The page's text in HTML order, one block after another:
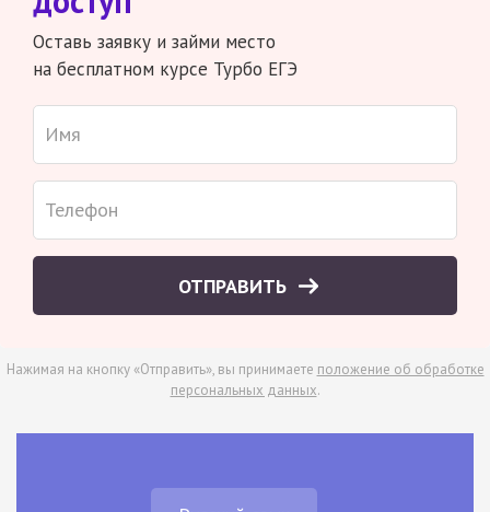
Оставь заявку и займи место
на бесплатном курсе Турбо ЕГЭ
ОТПРАВИТЬ
Нажимая на кнопку «Отправить», вы принимаете положение об обработке
персональных данных.